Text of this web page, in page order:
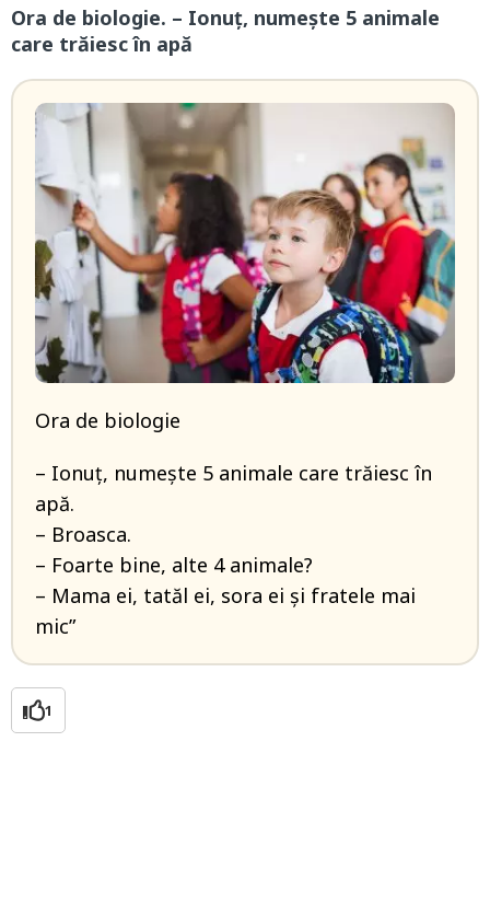
Ora de biologie. – Ionuț, numește 5 animale
care trăiesc în apă
Ora de biologie
– Ionuț, numește 5 animale care trăiesc în
apă.
– Broasca.
– Foarte bine, alte 4 animale?
– Mama ei, tatăl ei, sora ei și fratele mai
mic”
1